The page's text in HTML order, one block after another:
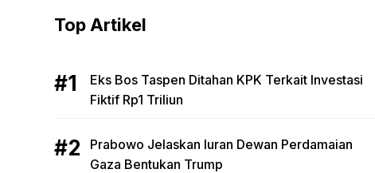
Top Artikel
Eks Bos Taspen Ditahan KPK Terkait Investasi
Fiktif Rp1 Triliun
Prabowo Jelaskan Iuran Dewan Perdamaian
Gaza Bentukan Trump